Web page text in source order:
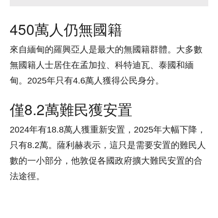
450萬人仍無國籍
來自緬甸的羅興亞人是最大的無國籍群體。大多數
無國籍人士居住在孟加拉、科特迪瓦、泰國和緬
甸。2025年只有4.6萬人獲得公民身分。
僅8.2萬難民獲安置
2024年有18.8萬人獲重新安置，2025年大幅下降，
只有8.2萬。薩利赫表示，這只是需要安置的難民人
數的一小部分，他敦促各國政府擴大難民安置的合
法途徑。